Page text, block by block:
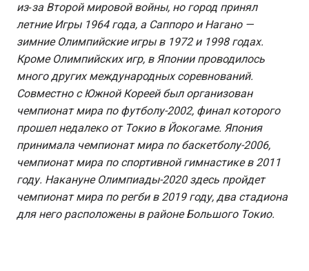
из‑за Второй мировой войны, но город принял
летние Игры 1964 года, а Саппоро и Нагано —
зимние Олимпийские игры в 1972 и 1998 годах.
Кроме Олимпийских игр, в Японии проводилось
много других международных соревнований.
Совместно с Южной Кореей был организован
чемпионат мира по футболу-2002, финал которого
прошел недалеко от Токио в Йокогаме. Япония
принимала чемпионат мира по баскетболу-2006,
чемпионат мира по спортивной гимнастике в 2011
году. Накануне Олимпиады-2020 здесь пройдет
чемпионат мира по регби в 2019 году, два стадиона
для него расположены в районе Большого Токио.